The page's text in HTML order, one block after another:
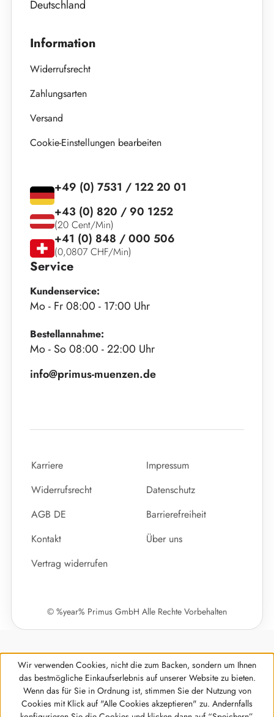
Deutschland
Information
Widerrufsrecht
Zahlungsarten
Versand
Cookie-Einstellungen bearbeiten
Service
Kundenservice:
Mo - Fr 08:00 - 17:00 Uhr
Bestellannahme:
Mo - So 08:00 - 22:00 Uhr
info@primus-muenzen.de
+49 (0) 7531 / 122 20 01
+43 (0) 820 / 90 1252
(20 Cent/Min)
+41 (0) 848 / 000 506
(0,0807 CHF/Min)
Karriere
Impressum
Widerrufsrecht
Datenschutz
AGB DE
Barrierefreiheit
Kontakt
Über uns
Vertrag widerrufen
© %year% Primus GmbH Alle Rechte Vorbehalten
Werkzeugleiste anzeigen
Wir verwenden Cookies, nicht die zum Backen, sondern um Ihnen
das bestmögliche Einkaufserlebnis auf unserer Website zu bieten.
Wenn das für Sie in Ordnung ist, stimmen Sie der Nutzung von
Cookies mit Klick auf "Alle Cookies akzeptieren" zu. Andernfalls